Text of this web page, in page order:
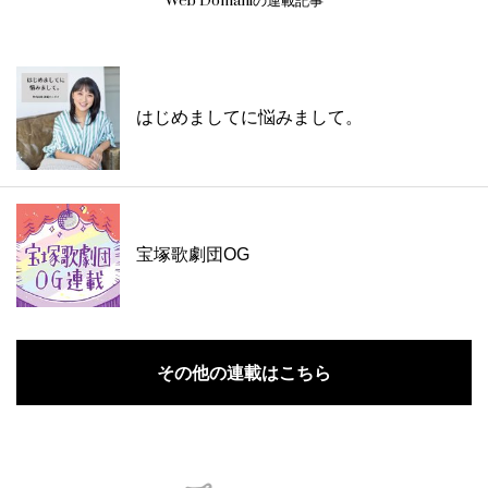
はじめましてに悩みまして。
宝塚歌劇団OG
その他の連載はこちら